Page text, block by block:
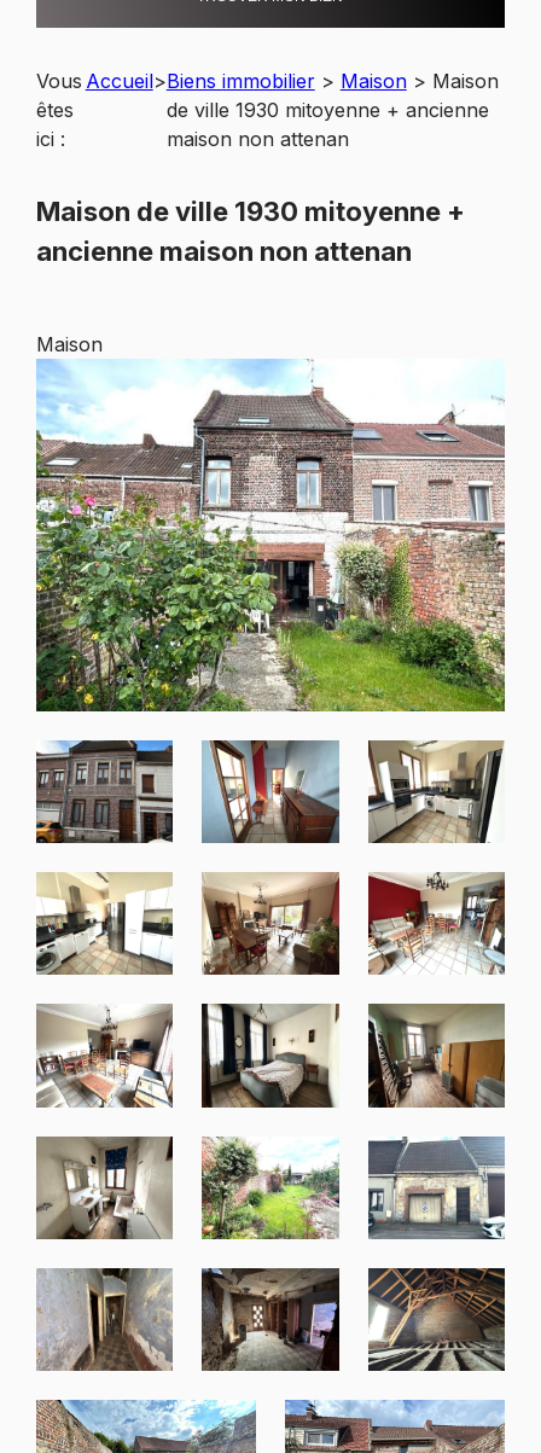
Vous
êtes
ici :
Accueil>Biens immobilier> Maison> Maison
de ville 1930 mitoyenne + ancienne
maison non attenan
Maison de ville 1930 mitoyenne +
ancienne maison non attenan
Maison